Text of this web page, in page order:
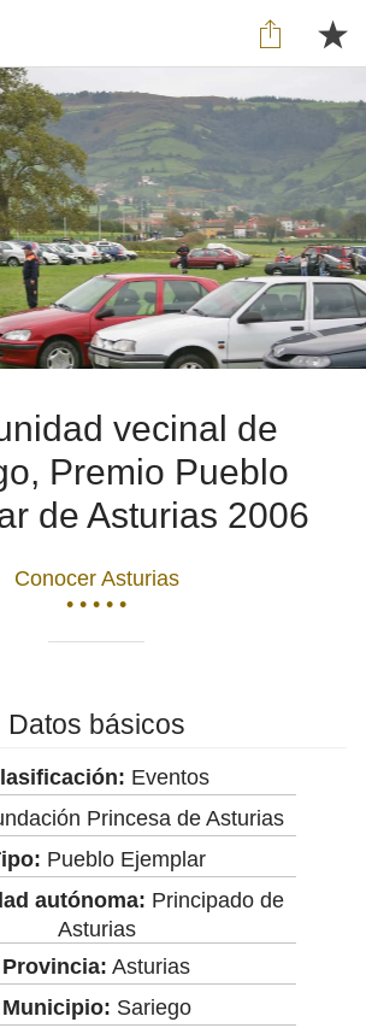
vecinal de
Premio Pueblo
de Asturias 2006
Conocer Asturias
• • • • •
Datos básicos
Eventos
Princesa de Asturias
Pueblo Ejemplar
autónoma: Principado de
Asturias
Provincia: Asturias
Municipio: Sariego